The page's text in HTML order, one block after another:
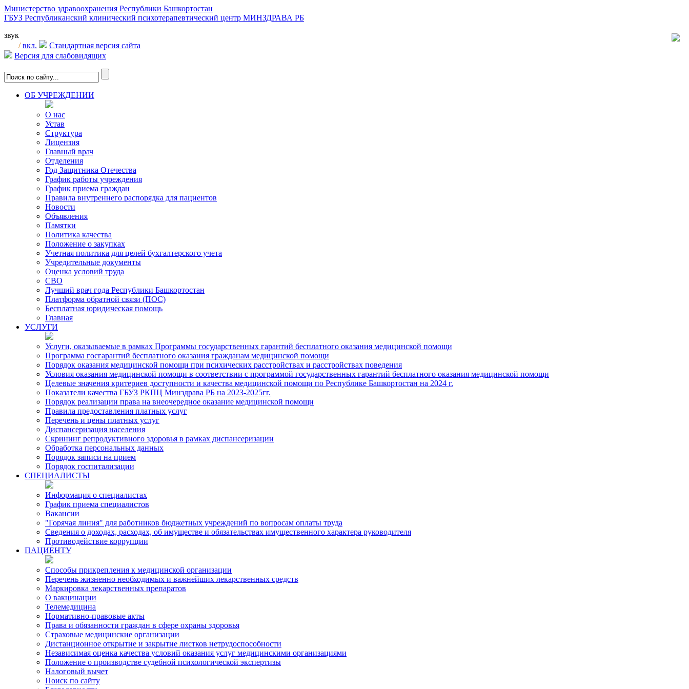
Министерство здравоохранения Республики Башкортостан
ГБУЗ Республиканский клинический психотерапевтический центр МИНЗДРАВА РБ
звук
/ вкл.
Стандартная версия сайта
Версия для слабовидящих
ОБ УЧРЕЖДЕНИИ
О нас
Устав
Структура
Лицензия
Главный врач
Отделения
Год Защитника Отечества
График работы учреждения
График приема граждан
Правила внутреннего распорядка для пациентов
Новости
Объявления
Памятки
Политика качества
Положение о закупках
Учетная политика для целей бухгалтерского учета
Учредительные документы
Оценка условий труда
СВО
Лучший врач года Республики Башкортостан
Платформа обратной связи (ПОС)
Бесплатная юридическая помощь
Главная
УСЛУГИ
Услуги, оказываемые в рамках Программы государственных гарантий бесплатного оказания медицинской помощи
Программа госгарантий бесплатного оказания гражданам медицинской помощи
Порядок оказания медицинской помощи при психических расстройствах и расстройствах поведения
Условия оказания медицинской помощи в соответствии с программой государственных гарантий бесплатного оказания медицинской помощи
Целевые значения критериев доступности и качества медицинской помощи по Республике Башкортостан на 2024 г.
Показатели качества ГБУЗ РКПЦ Минздрава РБ на 2023-2025гг.
Порядок реализации права на внеочередное оказание медицинской помощи
Правила предоставления платных услуг
Перечень и цены платных услуг
Диспансеризация населения
Скрининг репродуктивного здоровья в рамках диспансеризации
Обработка персональных данных
Порядок записи на прием
Порядок госпитализации
СПЕЦИАЛИСТЫ
Информация о специалистах
График приема специалистов
Вакансии
"Горячая линия" для работников бюджетных учреждений по вопросам оплаты труда
Сведения о доходах, расходах, об имуществе и обязательствах имущественного характера руководителя
Противодействие коррупции
ПАЦИЕНТУ
Способы прикрепления к медицинской организации
Перечень жизненно необходимых и важнейших лекарственных средств
Маркировка лекарственных препаратов
О вакцинации
Телемедицина
Нормативно-правовые акты
Права и обязанности граждан в сфере охраны здоровья
Страховые медицинские организации
Дистанционное открытие и закрытие листков нетрудоспособности
Независимая оценка качества условий оказания услуг медицинскими организациями
Положение о производстве судебной психологической экспертизы
Налоговый вычет
Поиск по сайту